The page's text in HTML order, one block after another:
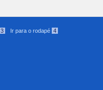
3 Ir para o rodapé 4